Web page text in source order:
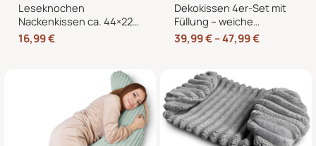
Leseknochen
Nackenkissen ca. 44×22
cm – Knochenkissen
Lesekissen zum Lesen
16,99€
Dekokissen 4er-Set mit
Füllung – weiche
Zierkissen für Sofa und
Couch, 40×40, 45×45
39,99€–47,99€